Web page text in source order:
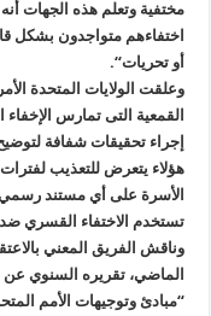
مختفية وتعلم هذه الجهات
اختفاءهم متواجدون بشكل
أو تحريات“.
وعلقت الولايات المتحدة
القمعية التى تمارس
إجراء تحقيقات شفافة
هؤلاء يتعرض للتعذيب
الأسرة على أي مستند
تستخدم الاختفاء القسري
وناقش الفريق المعني
الماضي، تقريره السنوي عن الفترة من 1 يناير إلى 31
“مبادئ وتوجيهات الأمم